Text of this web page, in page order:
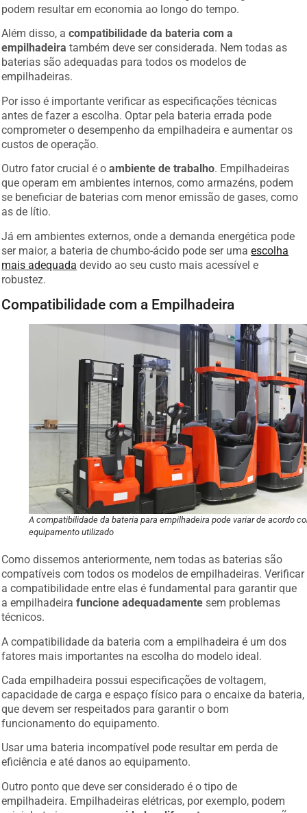
podem resultar em economia ao longo do tempo.
Além disso, acompatibilidade da bateria com a
empilhadeira também deve ser considerada. Nem todas as
baterias são adequadas para todos os modelos de
empilhadeiras.
Por isso é importante verificar as especificações técnicas
antes de fazer a escolha. Optar pela bateria errada pode
comprometer o desempenho da empilhadeira e aumentar os
custos de operação.
Outro fator crucial é oambiente de trabalho. Empilhadeiras
que operam em ambientes internos, como armazéns, podem
se beneficiar de baterias com menor emissão de gases, como
as de lítio.
Já em ambientes externos, onde a demanda energética pode
ser maior, a bateria de chumbo-ácido pode ser umaescolha
mais adequada devido ao seu custo mais acessível e
robustez.
Compatibilidade com a Empilhadeira
A compatibilidade da bateria para empilhadeira pode variar de acordo
equipamento utilizado
Como dissemos anteriormente, nem todas as baterias são
compatíveis com todos os modelos de empilhadeiras. Verificar
a compatibilidade entre elas é fundamental para garantir que
a empilhadeirafuncione adequadamente sem problemas
técnicos.
A compatibilidade da bateria com a empilhadeira é um dos
fatores mais importantes na escolha do modelo ideal.
Cada empilhadeira possui especificações de voltagem,
capacidade de carga e espaço físico para o encaixe da bateria,
que devem ser respeitados para garantir o bom
funcionamento do equipamento.
Usar uma bateria incompatível pode resultar em perda de
eficiência e até danos ao equipamento.
Outro ponto que deve ser considerado é o tipo de
empilhadeira. Empilhadeiras elétricas, por exemplo, podem